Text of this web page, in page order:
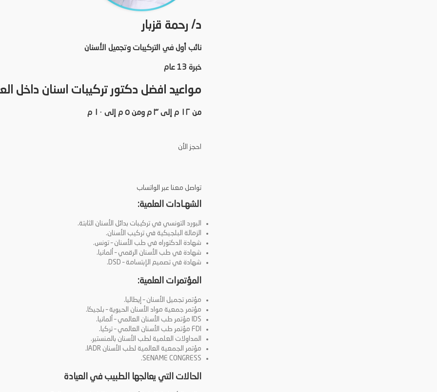
د/ رحمة قزبار
نائب أول في التركيبات وتجميل الأسنان
خبرة 13 عام
مواعيد افضل دكتور تركيبات اسنان داخل
من ١٢ م إلى ٣ م ومن ٥ م إلى ١٠ م
احجز الأن
تواصل معنا عبر الواتساب
الشهـادات العلمية:
البورد التونسي في تركيبات بدائل الأسنان الثابتة.
الزمالة البلجيكية في تركيب الأسنان.
شهادة الدكتوراه في طب الأسنان – تونس.
شهادة في طب الأسنان الرقمي – ألمانيا.
شهادة في تصميم الإبتسامة – DSD.
المؤتمرات العلمية:
مؤتمر تجميل الأسنان – إيطاليا.
مؤتمر جمعية مواد الأسنان الحيوية – بلجيكا.
IDS مؤتمر طب الأسنان العالمي – ألمانيا.
FDI مؤتمر طب الأسنان العالمي – تركيا.
المداولات العلمية لطب الأسنان بالمنستير.
مؤتمر الجمعية العالمية لطب الأسنان IADR.
SENAME CONGRESS.
الحالات التي يعالجها الطبيب في العيادة